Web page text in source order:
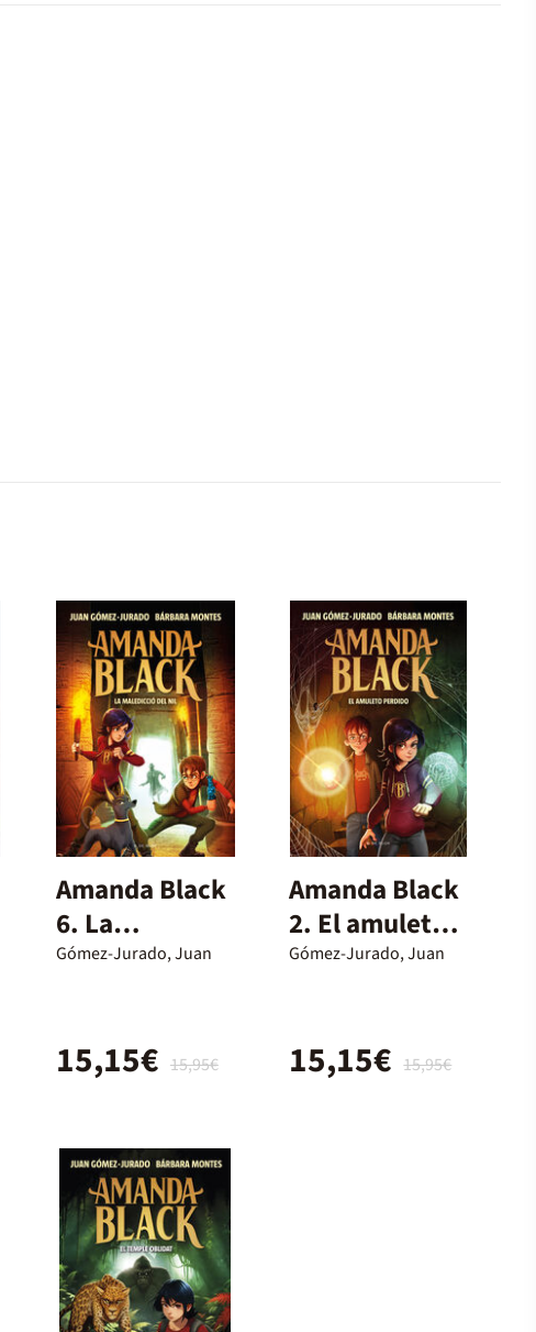
Amanda Black
6. La
Maledicció del
Gómez-Jurado, Juan
15,95€
15,15€
Amanda Black
2. El amuleto
perdido
Gómez-Jurado, Juan
15,95€
15,15€